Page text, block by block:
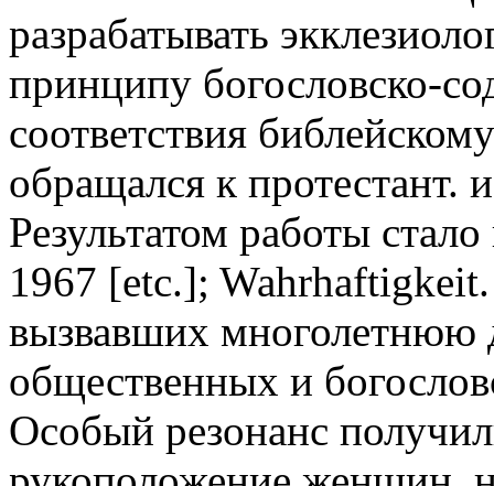
разрабатывать
принципу богословско-
соответствия
обращался к протестант.
Результатом работы
1967 [etc.];
вызвавших многолетнюю
общественных и
Особый резонанс